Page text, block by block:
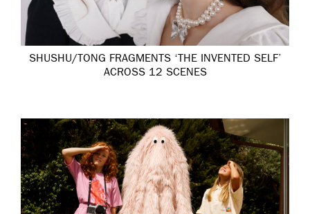
SHUSHU/TONG FRAGMENTS ‘THE INVENTED SELF’
ACROSS 12 SCENES